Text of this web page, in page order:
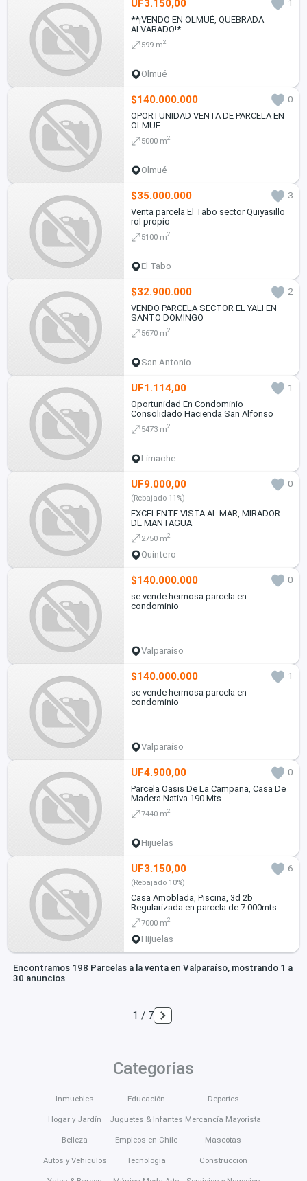
UF3.150,00
1
**¡VENDO EN OLMUÉ, QUEBRADA
ALVARADO!*
599 m2
Olmué
$140.000.000
0
OPORTUNIDAD VENTA DE PARCELA EN
OLMUE
5000 m2
Olmué
$35.000.000
3
Venta parcela El Tabo sector Quiyasillo
rol propio
5100 m2
El Tabo
$32.900.000
2
VENDO PARCELA SECTOR EL YALI EN
SANTO DOMINGO
5670 m2
San Antonio
UF1.114,00
1
Oportunidad En Condominio
Consolidado Hacienda San Alfonso
5473 m2
Limache
UF9.000,00 0
(Rebajado 11%)
EXCELENTE VISTA AL MAR, MIRADOR
DE MANTAGUA
2750 m2
Quintero
$140.000.000
0
se vende hermosa parcela en
condominio
Valparaíso
$140.000.000
1
se vende hermosa parcela en
condominio
Valparaíso
UF4.900,00
0
Parcela Oasis De La Campana, Casa De
Madera Nativa 190 Mts.
7440 m2
Hijuelas
UF3.150,00 6
(Rebajado 10%)
Casa Amoblada, Piscina, 3d 2b
Regularizada en parcela de 7.000mts
7000 m2
Hijuelas
Encontramos 198 Parcelas a la venta en Valparaíso, mostrando 1 a
30 anuncios
1 / 7
Categorías
Inmuebles
Hogar y Jardín
Belleza
Autos y Vehículos
Educación
Juguetes & Infantes
Empleos en Chile
Tecnología
Deportes
Mercancía Mayorista
Mascotas
Construcción